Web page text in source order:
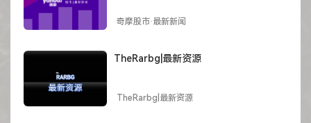
奇摩股市·最新新闻
TheRarbg|最新资源
TheRarbg|最新资源